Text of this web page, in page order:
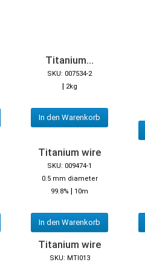
Titanium...
SKU: 007534-2
| 2kg
In den Warenkorb
Titanium wire
SKU: 009474-1
0.5 mm diameter
99.8% | 10m
In den Warenkorb
Titanium wire
SKU: MTI013